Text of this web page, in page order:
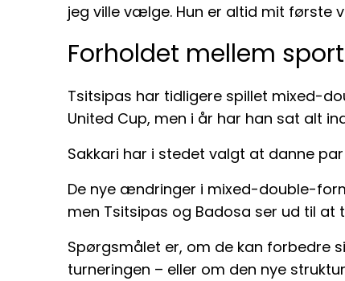
jeg ville vælge. Hun er altid mit første
Forholdet mellem
Tsitsipas har tidligere spillet mixed-
United Cup, men i år har han sat alt
Sakkari har i stedet valgt at danne
De nye ændringer i mixed-double-
men Tsitsipas og Badosa ser ud til at
Spørgsmålet er, om de kan
turneringen – eller om den nye